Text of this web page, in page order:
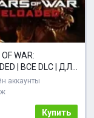
WAR:
| ВСЕ DLC | ДЛЯ
РЕГИОНА
аккаунты
Купить